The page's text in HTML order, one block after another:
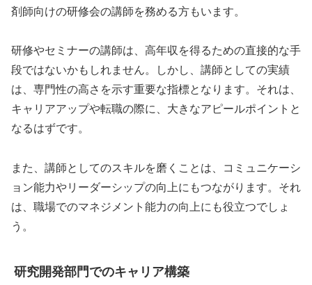
剤師向けの研修会の講師を務める方もいます。
研修やセミナーの講師は、高年収を得るための直接的な手
段ではないかもしれません。しかし、講師としての実績
は、専門性の高さを示す重要な指標となります。それは、
キャリアアップや転職の際に、大きなアピールポイントと
なるはずです。
また、講師としてのスキルを磨くことは、コミュニケーシ
ョン能力やリーダーシップの向上にもつながります。それ
は、職場でのマネジメント能力の向上にも役立つでしょ
う。
研究開発部門でのキャリア構築